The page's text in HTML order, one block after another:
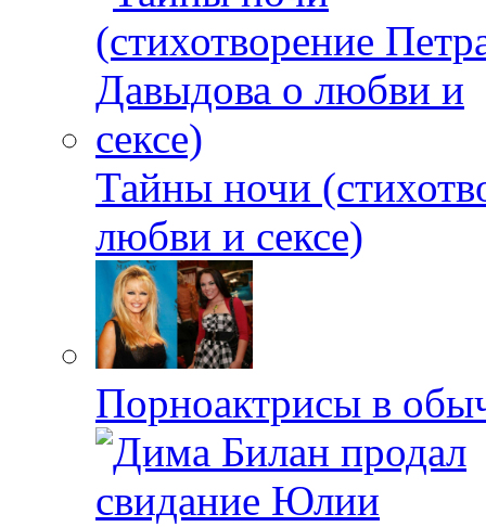
Тайны ночи
любви и сексе)
Порноактрисы в